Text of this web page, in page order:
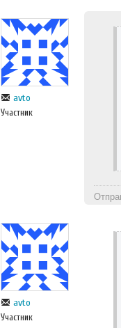
avto
Участник
avto
Участник